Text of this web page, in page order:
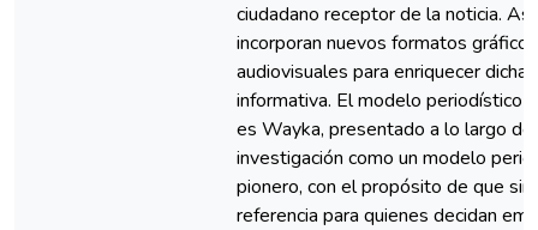
ciudadano receptor de la noticia.
incorporan nuevos formatos
audiovisuales para enriquecer dicha
informativa. El modelo periodístico
es Wayka, presentado a lo largo
investigación como un modelo
pionero, con el propósito de que
referencia para quienes decidan